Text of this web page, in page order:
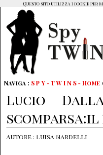
Naviga : S P Y - T W I N S - Home
Lucio
Autore : Luisa Nardelli
Questo sito utilizza i cookie per